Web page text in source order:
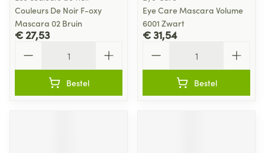
Couleurs De Noir F-oxy
Mascara 02 Bruin
€ 27,53
Bestel
Eye Care Mascara Volume
6001 Zwart
€ 31,54
Bestel